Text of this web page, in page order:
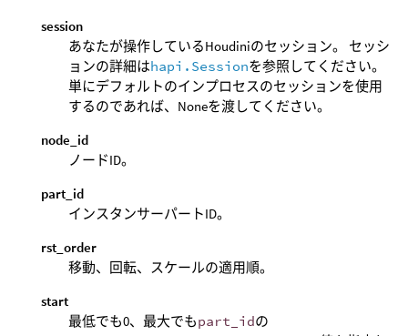
session
あなたが操作しているHoudiniのセッション。 セッシ
ョンの詳細はhapi.Sessionを参照してください。
単にデフォルトのインプロセスのセッションを使用
するのであれば、Noneを渡してください。
node_id
ノードID。
part_id
インスタンサーパートID。
rst_order
移動、回転、スケールの適用順。
start
最低でも0、最大でもpart_idの